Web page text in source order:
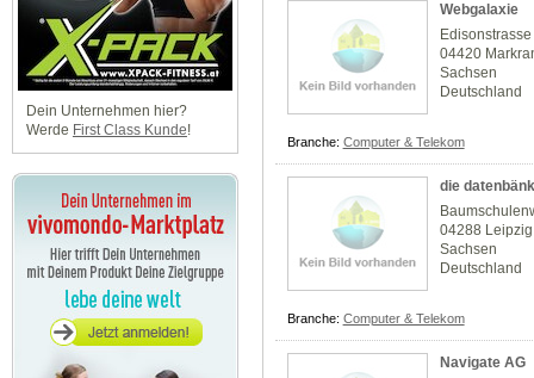
Dein Unternehmen hier?
Werde First Class Kunde!
Webgalaxie
04420
Sachsen
Deutschland
Branche: Computer & Telekom
die
04288 Leipzig
Sachsen
Deutschland
Branche: Computer & Telekom
Navigate AG